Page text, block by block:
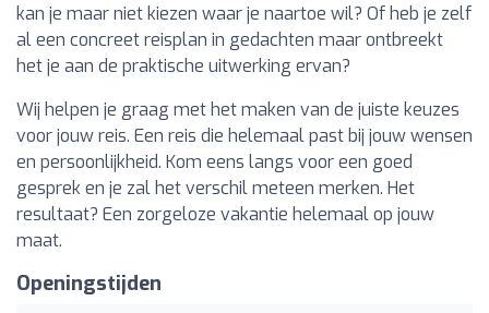
kan je maar niet kiezen waar je naartoe wil? Of heb je zelf
al een concreet reisplan in gedachten maar ontbreekt
het je aan de praktische uitwerking ervan?
Wij helpen je graag met het maken van de juiste keuzes
voor jouw reis. Een reis die helemaal past bij jouw wensen
en persoonlijkheid. Kom eens langs voor een goed
gesprek en je zal het verschil meteen merken. Het
resultaat? Een zorgeloze vakantie helemaal op jouw
maat.
Openingstijden